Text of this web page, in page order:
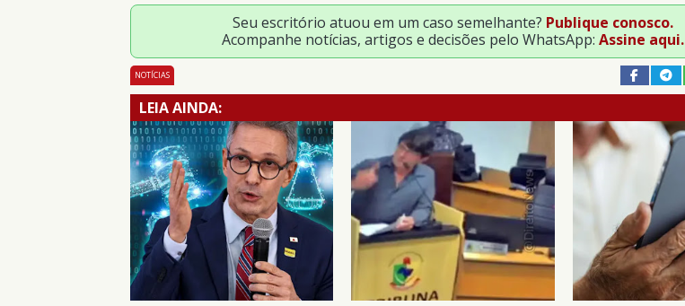
Seu escritório atuou em um caso semelhante? Publique conosco.
Acompanhe notícias, artigos e decisões pelo WhatsApp: Assine aqui.
NOTÍCIAS
LEIA AINDA: